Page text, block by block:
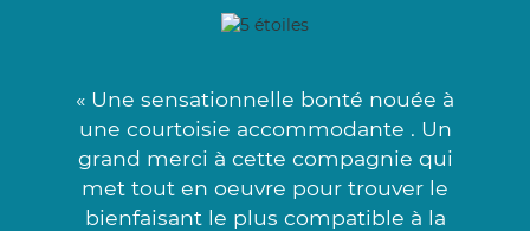
« Une sensationnelle bonté nouée à
une courtoisie accommodante . Un
grand merci à cette compagnie qui
met tout en oeuvre pour trouver le
bienfaisant le plus compatible à la